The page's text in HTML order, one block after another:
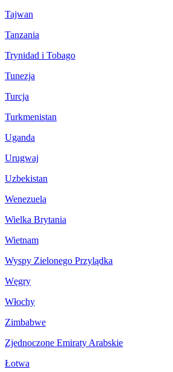
Tajwan
Tanzania
Trynidad i Tobago
Tunezja
Turcja
Turkmenistan
Uganda
Urugwaj
Uzbekistan
Wenezuela
Wielka Brytania
Wietnam
Wyspy Zielonego Przylądka
Węgry
Włochy
Zimbabwe
Zjednoczone Emiraty Arabskie
Łotwa